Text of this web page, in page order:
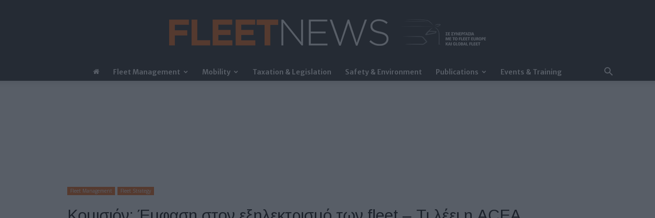
FleetNews
Fleet Management Mobility Taxation & Legislation Safety & Environment Publications Events & Training
Fleet Management Fleet Strategy